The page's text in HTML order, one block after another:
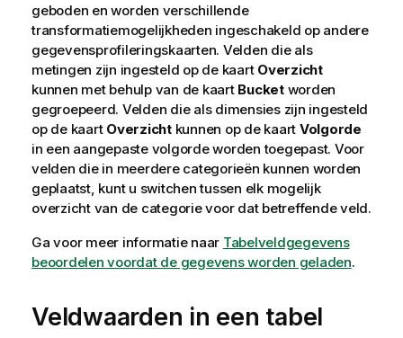
geboden en worden verschillende
transformatiemogelijkheden ingeschakeld op andere
gegevensprofileringskaarten. Velden die als
metingen zijn ingesteld op de kaart Overzicht
kunnen met behulp van de kaart Bucketworden
gegroepeerd. Velden die als dimensies zijn ingesteld
op de kaart Overzichtkunnen op de kaart Volgorde
in een aangepaste volgorde worden toegepast. Voor
velden die in meerdere categorieën kunnen worden
geplaatst, kunt u switchen tussen elk mogelijk
overzicht van de categorie voor dat betreffende veld.
Ga voor meer informatie naar Tabelveldgegevens
beoordelen voordat de gegevens worden geladen.
Veldwaarden in een tabel